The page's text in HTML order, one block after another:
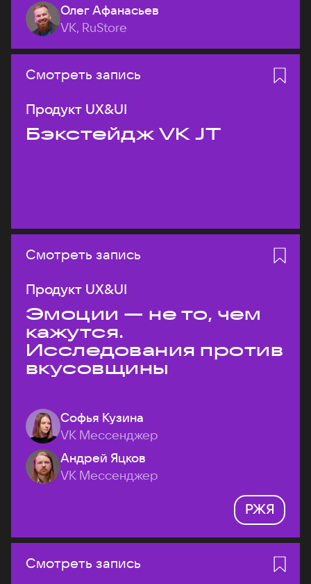
Олег Афанасьев
VK, RuStore
Смотреть запись
Продукт UX&UI
Бэкстейдж VK JT
Смотреть запись
Продукт UX&UI
Эмоции — не то, чем
кажутся.
Исследования против
вкусовщины
Софья Кузина
VK Мессенджер
Андрей Яцков
VK Мессенджер
РЖЯ
Смотреть запись